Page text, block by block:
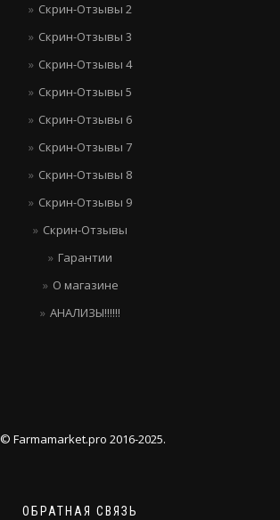
Скрин-Отзывы 2
Скрин-Отзывы 3
Скрин-Отзывы 4
Скрин-Отзывы 5
Скрин-Отзывы 6
Скрин-Отзывы 7
Скрин-Отзывы 8
Скрин-Отзывы 9
Скрин-Отзывы
Гарантии
О магазине
АНАЛИЗЫ!!!!!!
© Farmamarket.pro 2016-2025.
ОБРАТНАЯ СВЯЗЬ